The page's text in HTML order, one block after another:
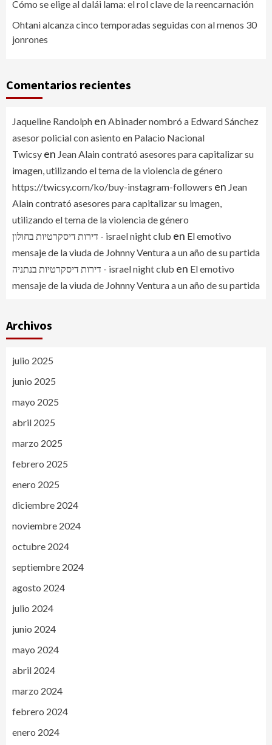
Cómo se elige al dalái lama: el rol clave de la reencarnación
Ohtani alcanza cinco temporadas seguidas con al menos 30
jonrones
Comentarios recientes
Jaqueline Randolph en Abinader nombró a Edward Sánchez
asesor policial con asiento en Palacio Nacional
Twicsy en Jean Alain contrató asesores para capitalizar su
imagen, utilizando el tema de la violencia de género
https://twicsy.com/ko/buy-instagram-followers en Jean
Alain contrató asesores para capitalizar su imagen,
utilizando el tema de la violencia de género
דירות דיסקרטיות בחולון - israel night club en El emotivo
mensaje de la viuda de Johnny Ventura a un año de su partida
דירות דיסקרטיות בנתניה - israel night club en El emotivo
mensaje de la viuda de Johnny Ventura a un año de su partida
Archivos
julio 2025
junio 2025
mayo 2025
abril 2025
marzo 2025
febrero 2025
enero 2025
diciembre 2024
noviembre 2024
octubre 2024
septiembre 2024
agosto 2024
julio 2024
junio 2024
mayo 2024
abril 2024
marzo 2024
febrero 2024
enero 2024